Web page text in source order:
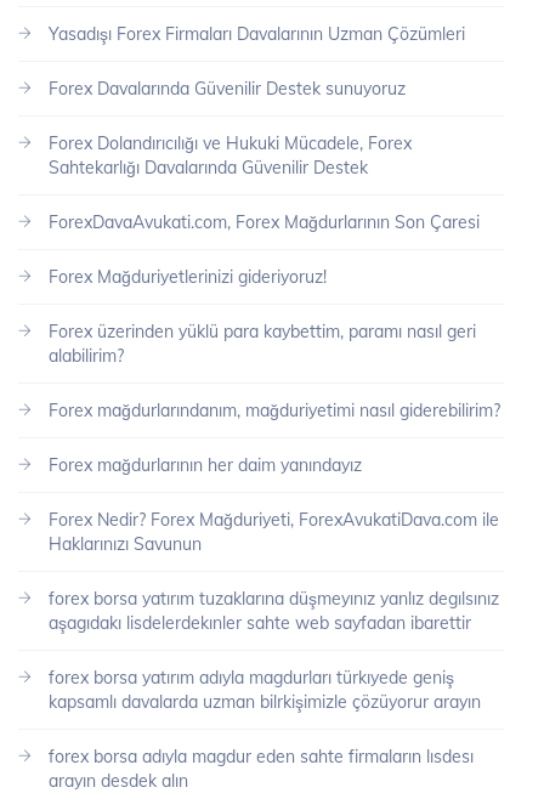
Yasadışı Forex Firmaları Davalarının Uzman Çözümleri
Forex Davalarında Güvenilir Destek sunuyoruz
Forex Dolandırıcılığı ve Hukuki Mücadele, Forex
Sahtekarlığı Davalarında Güvenilir Destek
ForexDavaAvukati.com, Forex Mağdurlarının Son Çaresi
Forex Mağduriyetlerinizi gideriyoruz!
Forex üzerinden yüklü para kaybettim, paramı nasıl geri
alabilirim?
Forex mağdurlarındanım, mağduriyetimi nasıl giderebilirim?
Forex mağdurlarının her daim yanındayız
Forex Nedir? Forex Mağduriyeti, ForexAvukatiDava.com ile
Haklarınızı Savunun
forex borsa yatırım tuzaklarına düşmeyınız yanlız degılsınız
aşagıdakı lisdelerdekınler sahte web sayfadan ibarettir
forex borsa yatırım adıyla magdurları türkıyede geniş
kapsamlı davalarda uzman bilrkişimizle çözüyorur arayın
forex borsa adıyla magdur eden sahte firmaların lısdesı
arayın desdek alın